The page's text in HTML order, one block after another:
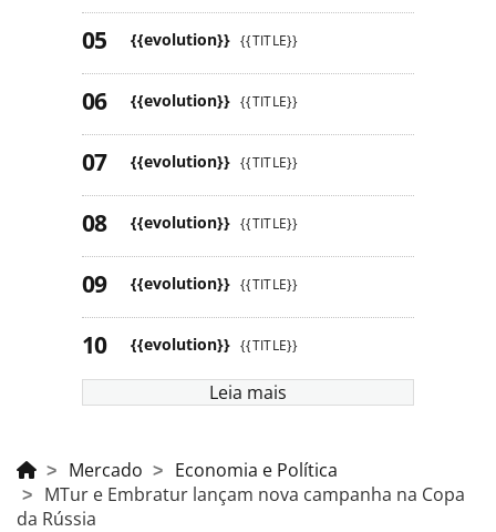
{{evolution}} {{TITLE}}
{{evolution}} {{TITLE}}
{{evolution}} {{TITLE}}
{{evolution}} {{TITLE}}
{{evolution}} {{TITLE}}
{{evolution}} {{TITLE}}
Leia mais
Mercado
Economia e Política
MTur e Embratur lançam nova campanha na Copa
da Rússia